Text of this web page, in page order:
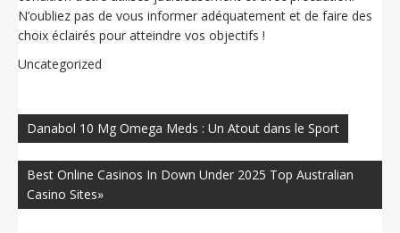
N’oubliez pas de vous informer adéquatement et de faire des
choix éclairés pour atteindre vos objectifs !
Uncategorized
de
entradas
Danabol 10 Mg Omega Meds : Un Atout dans le Sport
Best Online Casinos In Down Under 2025 Top Australian
Casino Sites»